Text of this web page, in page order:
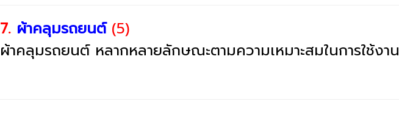
7. ผ้าคลุมรถยนต์ (5)
ผ้าคลุมรถยนต์ หลากหลายลักษณะตามความเหมาะสมในการใช้งาน